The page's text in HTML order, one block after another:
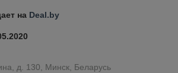
на Deal.by
д. 130, Минск, Беларусь